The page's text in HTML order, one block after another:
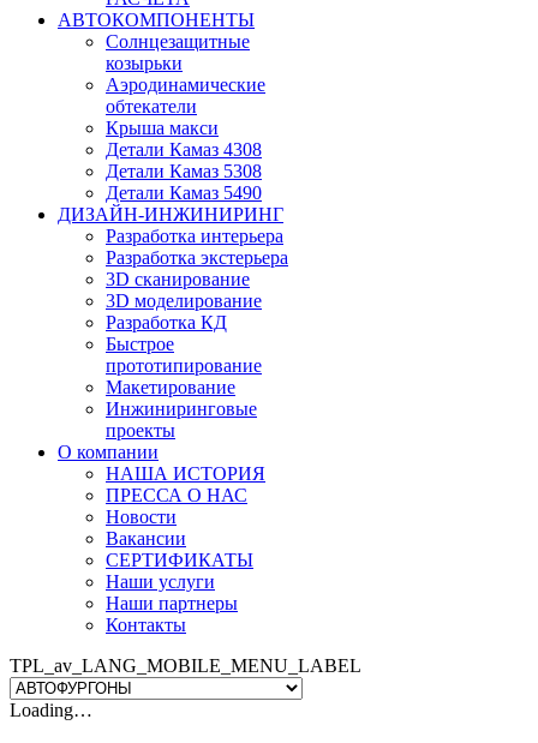
АВТОКОМПОНЕНТЫ
Солнцезащитные
козырьки
Аэродинамические
обтекатели
Крыша макси
Детали Камаз 4308
Детали Камаз 5308
Детали Камаз 5490
ДИЗАЙН-ИНЖИНИРИНГ
Разработка интерьера
Разработка экстерьера
3D сканирование
3D моделирование
Разработка КД
Быстрое
прототипирование
Макетирование
Инжиниринговые
проекты
О компании
НАША ИСТОРИЯ
ПРЕССА О НАС
Новости
Вакансии
СЕРТИФИКАТЫ
Наши услуги
Наши партнеры
Контакты
TPL_av_LANG_MOBILE_MENU_LABEL
Loading…